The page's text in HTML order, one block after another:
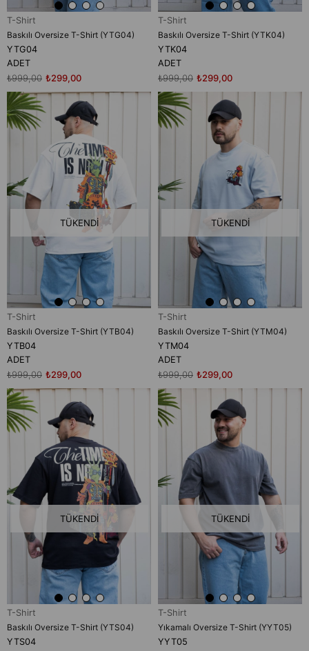
T-Shirt
Baskılı Oversize T-Shirt (YTG04)
YTG04
ADET
₺299,00
₺999,00
T-Shirt
Baskılı Oversize T-Shirt (YTK04)
YTK04
ADET
₺299,00
₺999,00
TÜKENDI
T-Shirt
Baskılı Oversize T-Shirt (YTB04)
YTB04
ADET
₺299,00
₺999,00
TÜKENDI
T-Shirt
Baskılı Oversize T-Shirt (YTM04)
YTM04
ADET
₺299,00
₺999,00
TÜKENDI
T-Shirt
Baskılı Oversize T-Shirt (YTS04)
YTS04
TÜKENDI
T-Shirt
Yıkamalı Oversize T-Shirt (YYT05)
YYT05